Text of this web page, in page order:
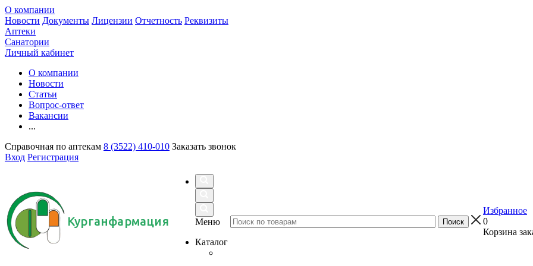
О компании
Новости Документы Лицензии Отчетность Реквизиты
Аптеки
Санатории
Личный кабинет
О компании
Новости
Статьи
Вопрос-ответ
Вакансии
...
Справочная по аптекам 8 (3522) 410-010 Заказать звонок
Вход Регистрация
Курганфармация
Меню
Каталог
Избранное
0
Корзина